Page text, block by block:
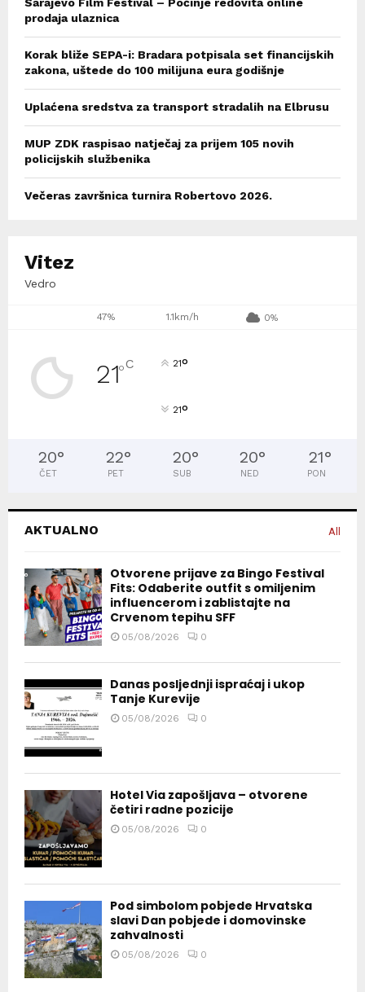
prodaja ulaznica
Korak bliže SEPA-i: Bradara potpisala set financijskih
zakona, uštede do 100 milijuna eura godišnje
Uplaćena sredstva za transport stradalih na Elbrusu
MUP ZDK raspisao natječaj za prijem 105 novih
policijskih službenika
Večeras završnica turnira Robertovo 2026.
Vitez
Vedro
47% 1.1km/h 0%
21°C 21°
21°
20°
ČET
22°
PET
20°
SUB
20°
NED
21°
PON
AKTUALNO All
Otvorene prijave za Bingo Festival
Fits: Odaberite outfit s omiljenim
influencerom i zablistajte na
Crvenom tepihu SFF
05/08/2026 0
Danas posljednji ispraćaj i ukop
Tanje Kurevije
05/08/2026 0
Hotel Via zapošljava – otvorene
četiri radne pozicije
05/08/2026 0
Pod simbolom pobjede Hrvatska
slavi Dan pobjede i domovinske
zahvalnosti
05/08/2026 0